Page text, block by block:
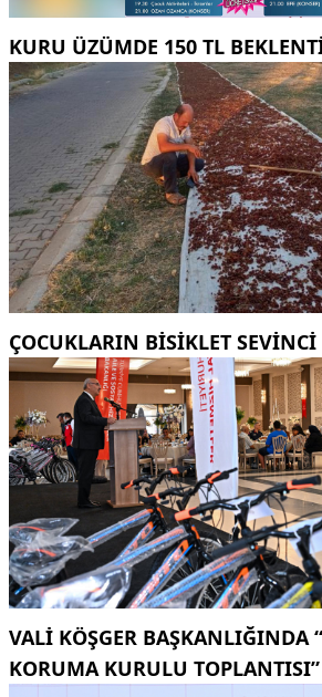
KURU ÜZÜMDE 150 TL
ÇOCUKLARIN BISIKLET SEVINCI
VALI KÖŞGER BAŞKANLIĞINDA
KORUMA KURULU